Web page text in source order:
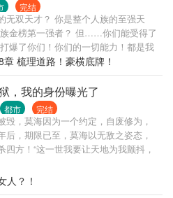
完结
无双天才？ 你是整个人族的至强天
金榜第一强者？ 但……你们能受得了
爆了你们！你们的一切能力！都是我
！当前方无人之时，才发现已然无
梳理道路！豪横底牌！
，我的身份曝光了
都市 完结
毁，莫海因为一个约定，自废修为，
后，期限已至，莫海以无敌之姿态，
四方！“这一世我要让天地为我颤抖，
手中师父留下的一堆欠条，淡淡说了
负可敌国！”
人？！